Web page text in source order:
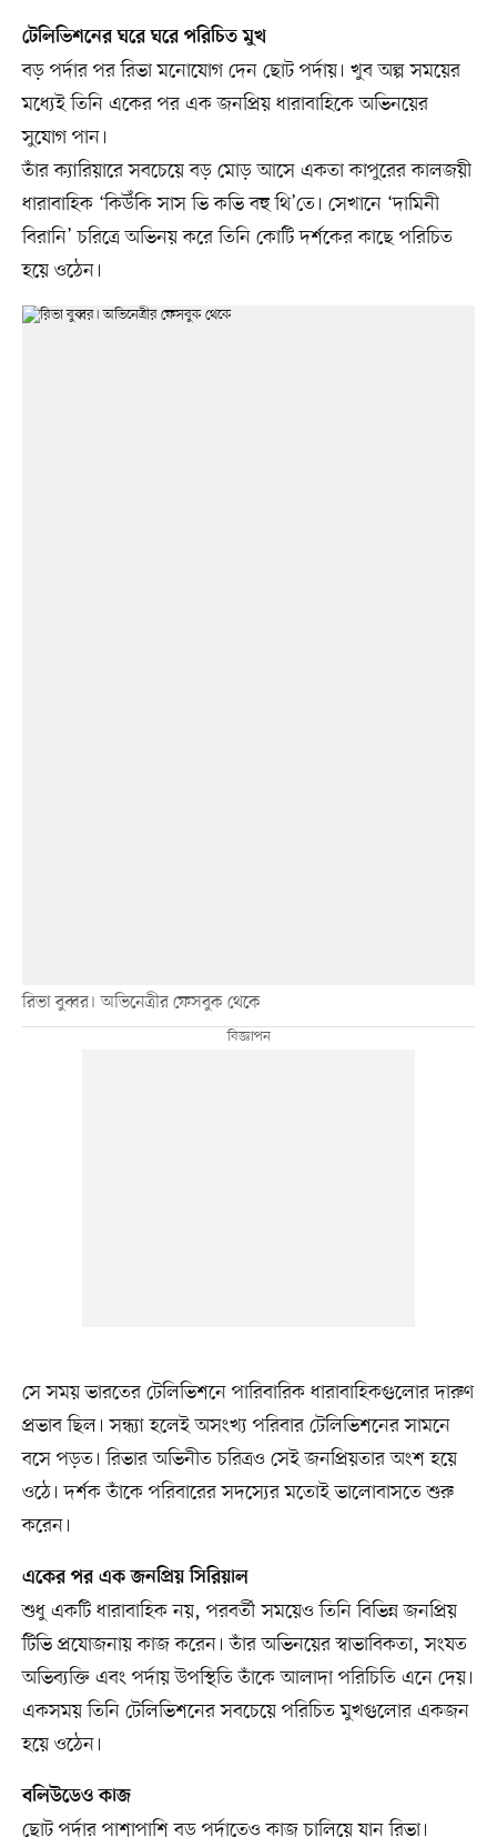
টেলিভিশনের ঘরে ঘরে পরিচিত মুখ
বড় পর্দার পর রিভা মনোযোগ দেন ছোট পর্দায়। খুব অল্প সময়ের
মধ্যেই তিনি একের পর এক জনপ্রিয় ধারাবাহিকে অভিনয়ের
সুযোগ পান।
তাঁর ক্যারিয়ারে সবচেয়ে বড় মোড় আসে একতা কাপুরের কালজয়ী
ধারাবাহিক ‘কিউঁকি সাস ভি কভি বহু থি’তে। সেখানে ‘দামিনী
বিরানি’ চরিত্রে অভিনয় করে তিনি কোটি দর্শকের কাছে পরিচিত
হয়ে ওঠেন।
রিভা বুব্বর। অভিনেত্রীর ফেসবুক থেকে
সে সময় ভারতের টেলিভিশনে পারিবারিক ধারাবাহিকগুলোর দারুণ
প্রভাব ছিল। সন্ধ্যা হলেই অসংখ্য পরিবার টেলিভিশনের সামনে
বসে পড়ত। রিভার অভিনীত চরিত্রও সেই জনপ্রিয়তার অংশ হয়ে
ওঠে। দর্শক তাঁকে পরিবারের সদস্যের মতোই ভালোবাসতে শুরু
করেন।
একের পর এক জনপ্রিয় সিরিয়াল
শুধু একটি ধারাবাহিক নয়, পরবর্তী সময়েও তিনি বিভিন্ন জনপ্রিয়
টিভি প্রযোজনায় কাজ করেন। তাঁর অভিনয়ের স্বাভাবিকতা, সংযত
অভিব্যক্তি এবং পর্দায় উপস্থিতি তাঁকে আলাদা পরিচিতি এনে দেয়।
একসময় তিনি টেলিভিশনের সবচেয়ে পরিচিত মুখগুলোর একজন
হয়ে ওঠেন।
বলিউডেও কাজ
ছোট পর্দার পাশাপাশি বড় পর্দাতেও কাজ চালিয়ে যান রিভা।